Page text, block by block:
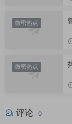
微密热点
微密热点
评论 0